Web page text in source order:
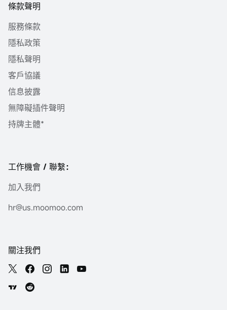
條款聲明
服務條款
隱私政策
隱私聲明
客戶協議
信息披露
無障礙插件聲明
持牌主體*
工作機會 / 聯繫：
加入我們
hr@us.moomoo.com
關注我們